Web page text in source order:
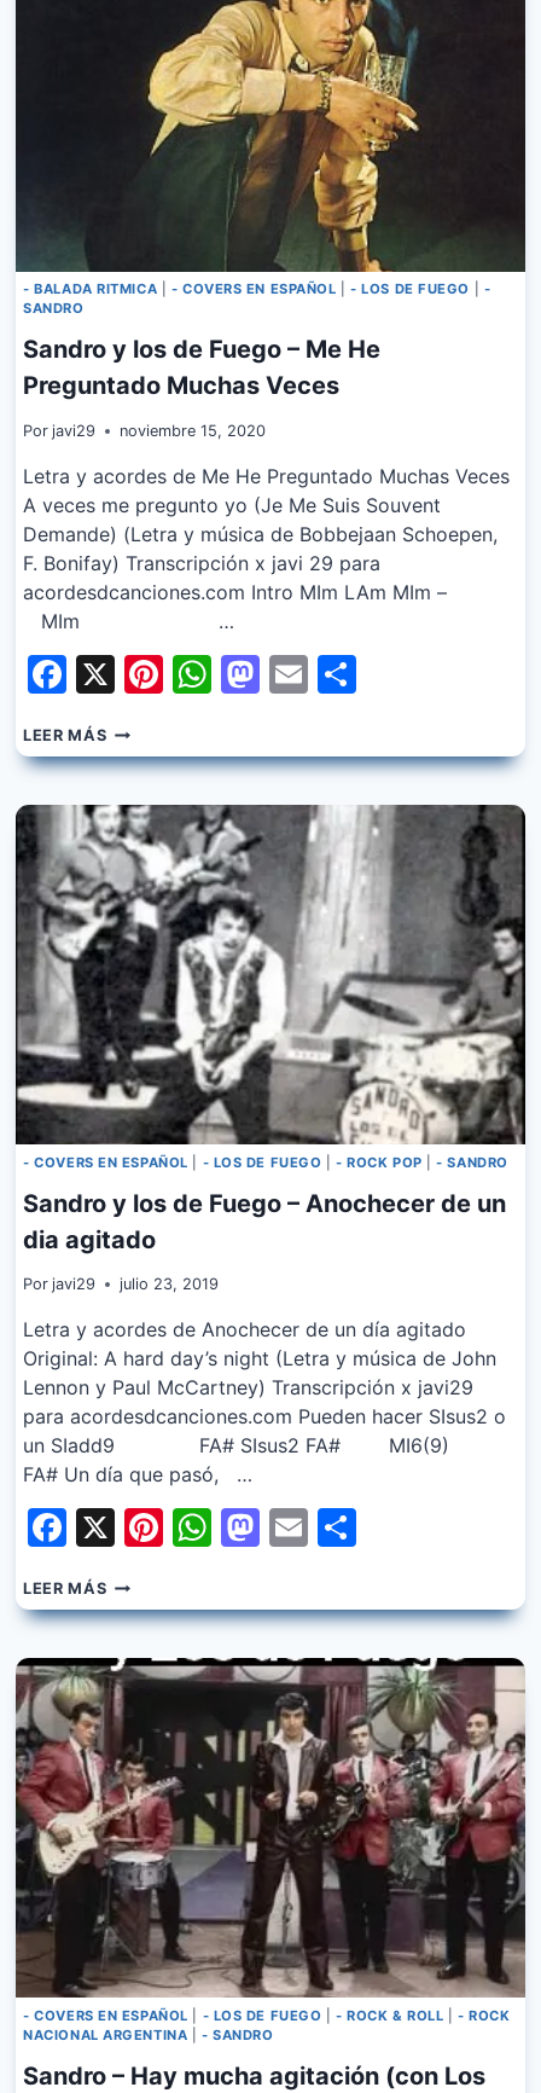
- BALADA RITMICA - COVERS EN ESPAÑOL |- LOS DE FUEGO
-
SANDRO
Sandro y los de Fuego – Me He
Preguntado Muchas Veces
Por javi29 noviembre 15, 2020
Letra y acordes de Me He Preguntado Muchas Veces
A veces me pregunto yo (Je Me Suis Souvent
Demande) (Letra y música de Bobbejaan Schoepen,
F. Bonifay) Transcripción x javi 29 para
acordesdcanciones.com Intro MIm LAm MIm –
MIm …
Facebook
X Pinterest
WhatsApp
Mastodon
Email
LEER MÁSSANDRO
Y
LOS
FUEGO
–
ME
HE
PREGUNTADO
MUCHAS
VECES
- COVERS EN ESPAÑOL - LOS DE FUEGO |- ROCK POP |- SANDRO
Sandro y los de Fuego – Anochecer de un
dia agitado
Por javi29 julio 23, 2019
Letra y acordes de Anochecer de un día agitado
Original: A hard day’s night (Letra y música de John
Lennon y Paul McCartney) Transcripción x javi29
para acordesdcanciones.com Pueden hacer SIsus2 o
un SIadd9 FA# SIsus2 FA# MI6(9)
FA# Un día que pasó, …
Facebook
X Pinterest
WhatsApp
Mastodon
Email
LEER MÁSSANDRO
Y
LOS
FUEGO
–
ANOCHECER
UN
DIA
AGITADO
- COVERS EN ESPAÑOL - LOS DE FUEGO |- ROCK & ROLL |- ROCK
NACIONAL ARGENTINA
- SANDRO
Sandro – Hay mucha agitación (con Los